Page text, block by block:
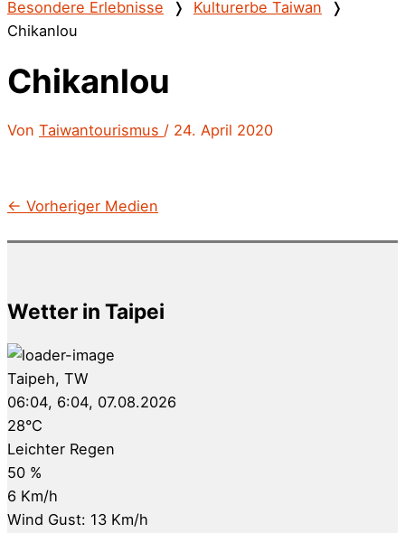
Besondere Erlebnisse ❭ Kulturerbe Taiwan ❭
Chikanlou
Chikanlou
Von Taiwantourismus / 24. April 2020
← Vorheriger Medien
Wetter in Taipei
Taipeh, TW
06:04, 6:04, 07.08.2026
28°C
Leichter Regen
50 %
6 Km/h
Wind Gust: 13 Km/h